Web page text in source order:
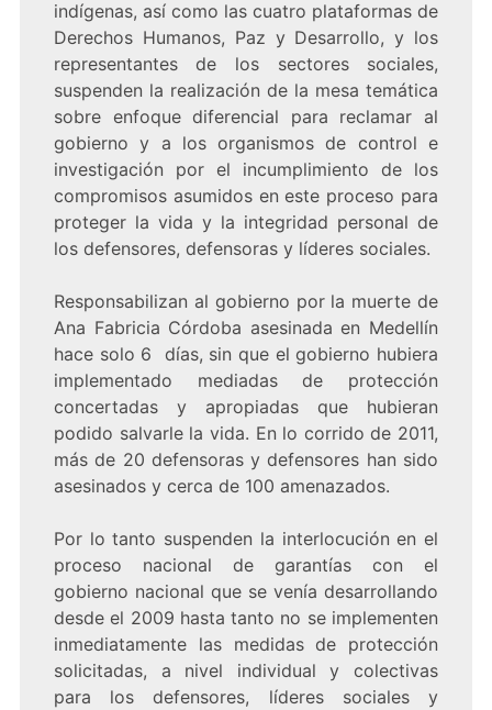
indígenas, así como las cuatro plataformas de
Derechos Humanos, Paz y Desarrollo, y los
representantes de los sectores sociales,
suspenden la realización de la mesa temática
sobre enfoque diferencial para reclamar al
gobierno y a los organismos de control e
investigación por el incumplimiento de los
compromisos asumidos en este proceso para
proteger la vida y la integridad personal de
los defensores, defensoras y líderes sociales.
Responsabilizan al gobierno por la muerte de
Ana Fabricia Córdoba asesinada en Medellín
hace solo 6 días, sin que el gobierno hubiera
implementado mediadas de protección
concertadas y apropiadas que hubieran
podido salvarle la vida. En lo corrido de 2011,
más de 20 defensoras y defensores han sido
asesinados y cerca de 100 amenazados.
Por lo tanto suspenden la interlocución en el
proceso nacional de garantías con el
gobierno nacional que se venía desarrollando
desde el 2009 hasta tanto no se implementen
inmediatamente las medidas de protección
solicitadas, a nivel individual y colectivas
para los defensores, líderes sociales y